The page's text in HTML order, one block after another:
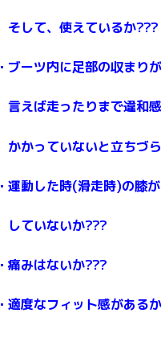
そして、使えているか???
・ブーツ内に足部の収まり
言えば走ったりまで違和
かかっていないと立ちづ
・運動した時(滑走時)の膝
していないか???
・痛みはないか???
・適度なフィット感がある